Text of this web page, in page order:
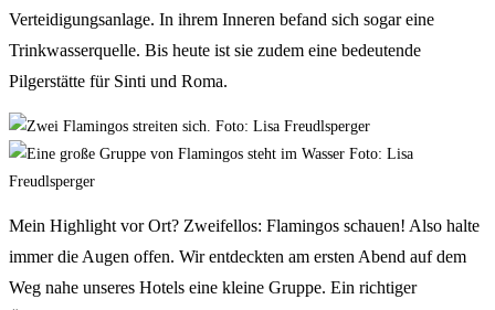
Verteidigungsanlage. In ihrem Inneren befand sich sogar eine
Trinkwasserquelle. Bis heute ist sie zudem eine bedeutende
Pilgerstätte für Sinti und Roma.
Mein Highlight vor Ort? Zweifellos: Flamingos schauen! Also halte
immer die Augen offen. Wir entdeckten am ersten Abend auf dem
Weg nahe unseres Hotels eine kleine Gruppe. Ein richtiger